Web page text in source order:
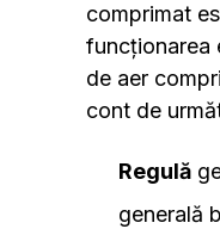
comprimat
funcționarea
de aer
cont de
Regulă
generală